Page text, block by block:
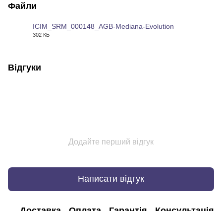
Файли
ICIM_SRM_000148_AGB-Mediana-Evolution
302 КБ
Відгуки
Додайте перший відгук
Написати відгук